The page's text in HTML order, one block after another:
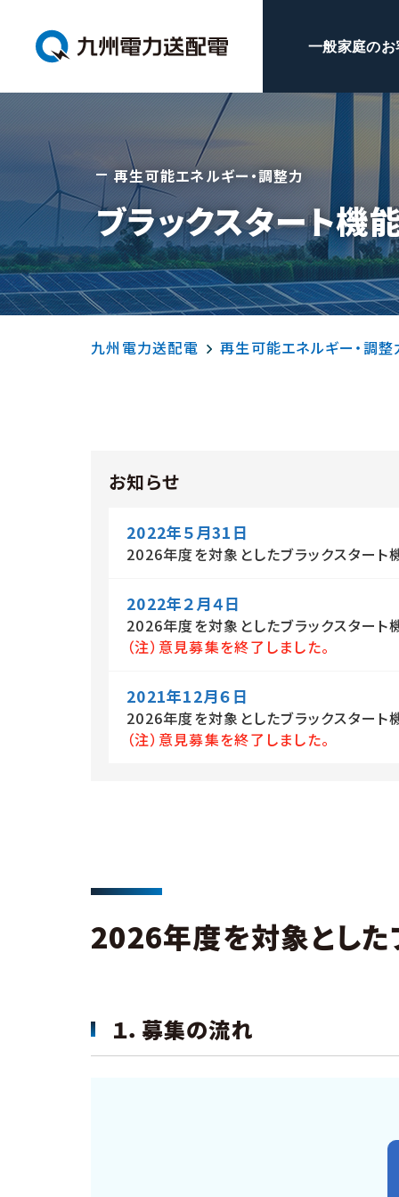
一般家庭のお
再生可能エネルギー・調整力
ブラックスタート機
九州電力送配電 再生可能エネルギー・調整
お知らせ
2022年５月31日
2026年度を対象としたブラックスタート
2022年２月４日
2026年度を対象としたブラックスタート
（注）意見募集を終了しました。
2021年12月６日
2026年度を対象としたブラックスター
（注）意見募集を終了しました。
2026年度を対象とした
１．募集の流れ